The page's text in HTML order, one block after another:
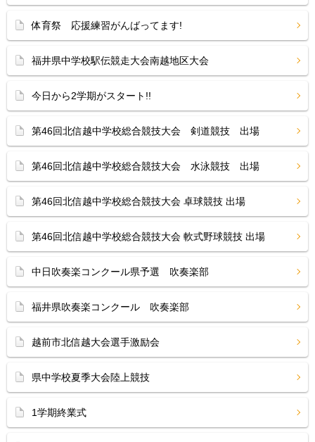
体育祭 応援練習がんばってます!
福井県中学校駅伝競走大会南越地区大会
今日から2学期がスタート!!
第46回北信越中学校総合競技大会 剣道競技 出場
第46回北信越中学校総合競技大会 水泳競技 出場
第46回北信越中学校総合競技大会 卓球競技 出場
第46回北信越中学校総合競技大会 軟式野球競技 出場
中日吹奏楽コンクール県予選 吹奏楽部
福井県吹奏楽コンクール 吹奏楽部
越前市北信越大会選手激励会
県中学校夏季大会陸上競技
1学期終業式